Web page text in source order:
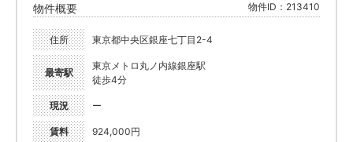
物件概要 物件ID：213410
住所 東京都中央区銀座七丁目2-4
最寄駅
東京メトロ丸ノ内線銀座駅
徒歩4分
現況 ー
賃料 924,000円